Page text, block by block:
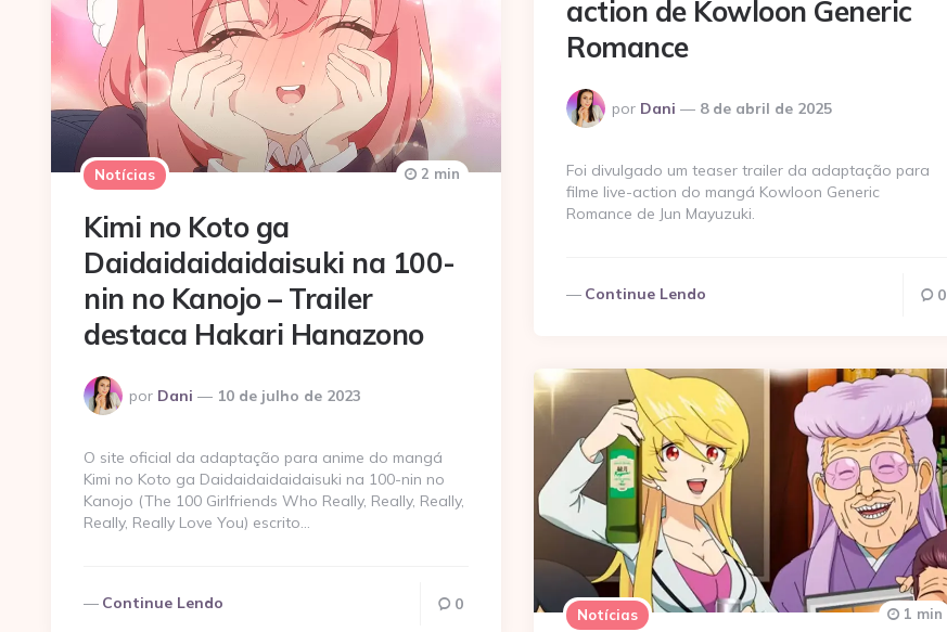
action de Kowloon Generic
Romance
Postado
por
por Dani 8 de abril de 2025
Foi divulgado um teaser trailer da adaptação para
filme live-action do mangá Kowloon Generic
Romance de Jun Mayuzuki.
Continue Lendo 0
Notícias
Kimi no Koto ga
Daidaidaidaidaisuki na 100-
nin no Kanojo – Trailer
destaca Hakari Hanazono
Postado
por
por Dani 10 de julho de 2023
2 min
O site oficial da adaptação para anime do mangá
Kimi no Koto ga Daidaidaidaidaisuki na 100-nin no
Kanojo (The 100 Girlfriends Who Really, Really, Really,
Really, Really Love You) escrito…
Continue Lendo 0
Notícias 1 min